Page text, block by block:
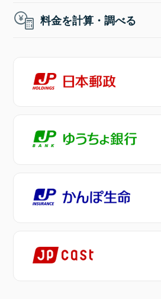
料金を計算・調べる